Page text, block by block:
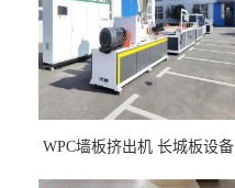
WPC墙板挤出机 长城板设备